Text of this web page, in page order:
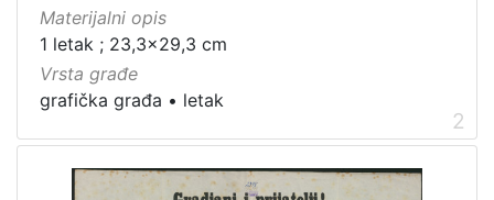
Materijalni opis
1 letak ; 23,3x29,3 cm
Vrsta građe
grafička građa • letak
2